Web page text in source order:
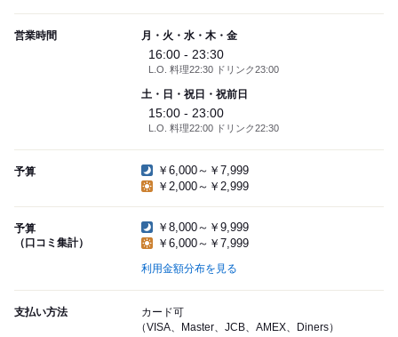
営業時間 月・火・水・木・金
16:00 - 23:30
L.O. 料理22:30 ドリンク23:00
土・日・祝日・祝前日
15:00 - 23:00
L.O. 料理22:00 ドリンク22:30
予算
￥6,000～￥7,999
￥2,000～￥2,999
予算
（口コミ集計）
￥8,000～￥9,999
￥6,000～￥7,999
利用金額分布を見る
支払い方法
カード可
（VISA、Master、JCB、AMEX、Diners）